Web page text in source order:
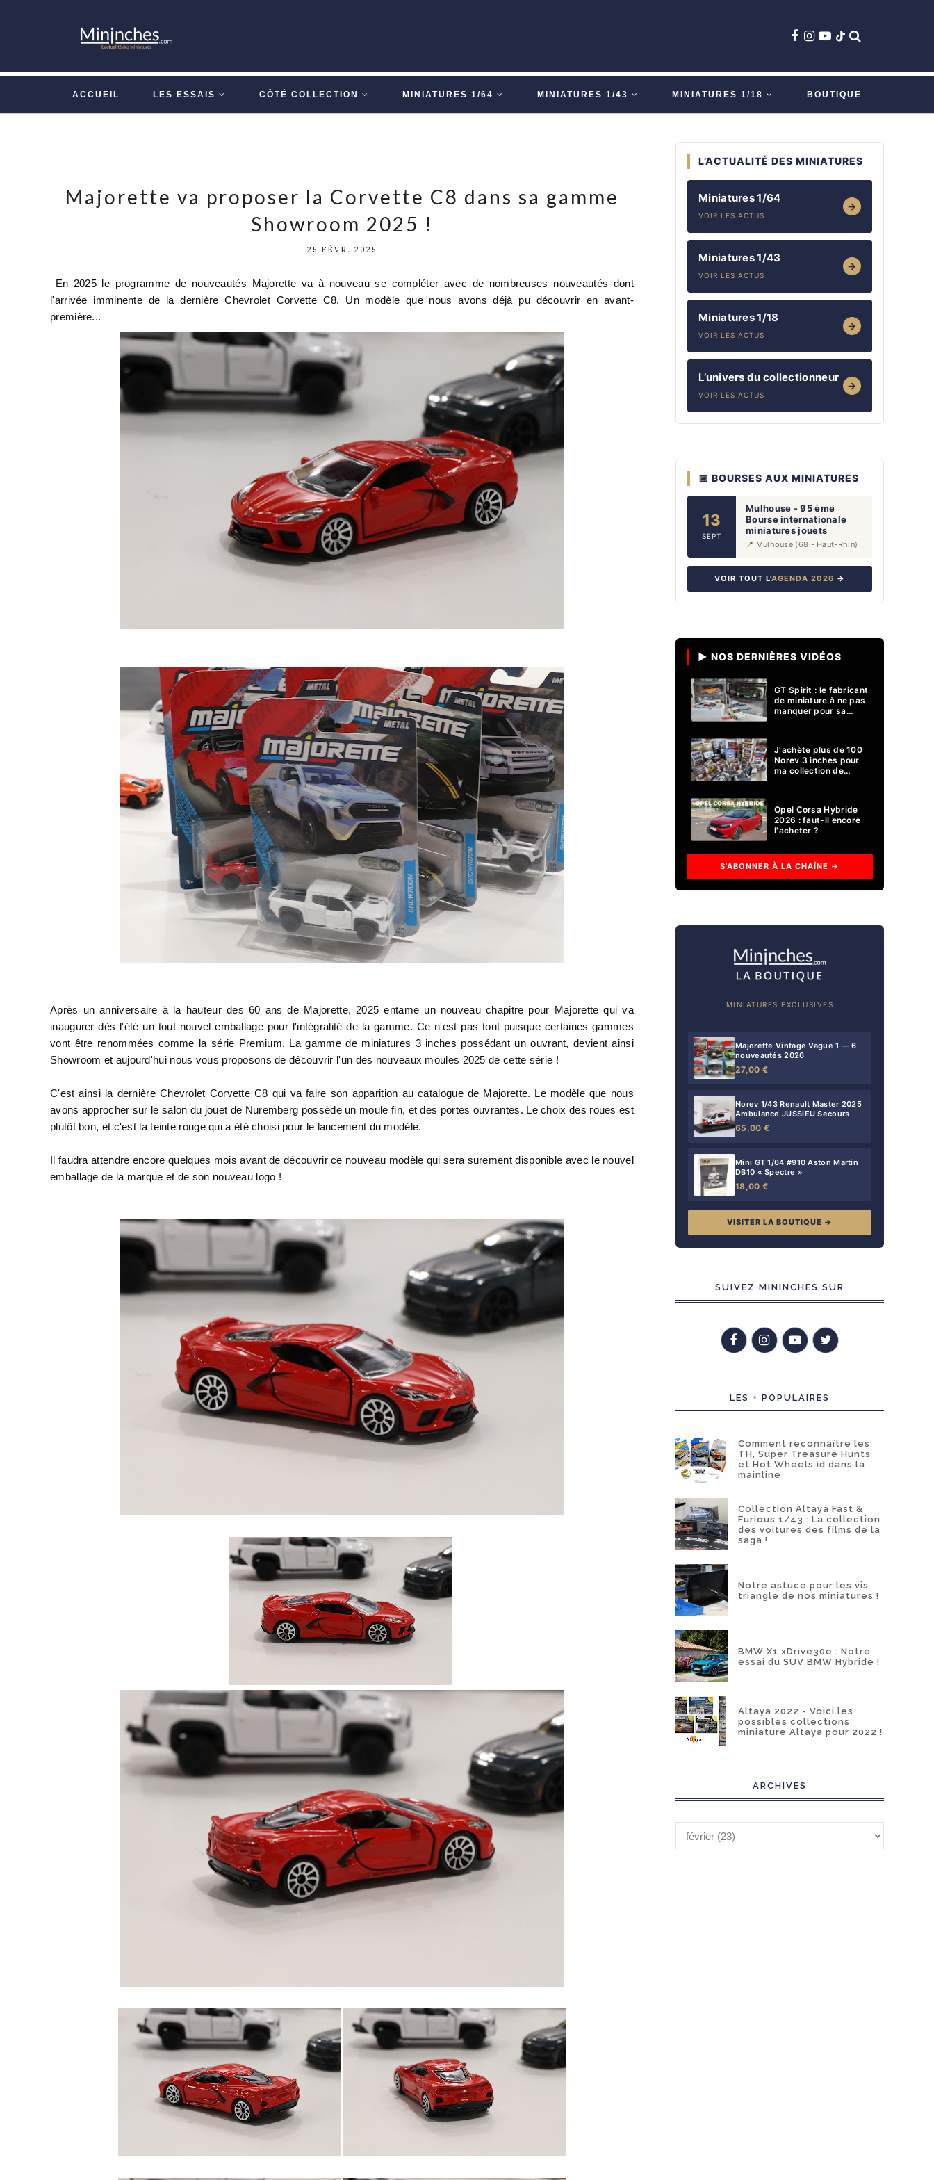
ACCUEIL LES ESSAIS CÔTÉ COLLECTION MINIATURES 1/64 MINIATURES 1/43 MINIATURES 1/18 BOUTIQUE
Majorette va proposer la Corvette C8 dans sa gamme
Showroom 2025 !
25 FÉVR. 2025
En 2025 le programme de nouveautés Majorette va à nouveau se compléter avec de nombreuses nouveautés dont
l'arrivée imminente de la dernière Chevrolet Corvette C8. Un modèle que nous avons déjà pu découvrir en avant-
première...
Après un anniversaire à la hauteur des 60 ans de Majorette, 2025 entame un nouveau chapitre pour Majorette qui va
inaugurer dès l'été un tout nouvel emballage pour l'intégralité de la gamme. Ce n'est pas tout puisque certaines gammes
vont être renommées comme la série Premium. La gamme de miniatures 3 inches possédant un ouvrant, devient ainsi
Showroom et aujourd'hui nous vous proposons de découvrir l'un des nouveaux moules 2025 de cette série !
C'est ainsi la dernière Chevrolet Corvette C8 qui va faire son apparition au catalogue de Majorette. Le modèle que nous
avons approcher sur le salon du jouet de Nuremberg possède un moule fin, et des portes ouvrantes. Le choix des roues est
plutôt bon, et c'est la teinte rouge qui a été choisi pour le lancement du modèle.
Il faudra attendre encore quelques mois avant de découvrir ce nouveau modèle qui sera surement disponible avec le nouvel
emballage de la marque et de son nouveau logo !
L’ACTUALITÉ DES MINIATURES
Miniatures 1/64
VOIR LES ACTUS
→
Miniatures 1/43
VOIR LES ACTUS
→
Miniatures 1/18
VOIR LES ACTUS
→
L’univers du collectionneur
VOIR LES ACTUS
→
📅 BOURSES AUX MINIATURES
13
SEPT
Mulhouse - 95 ème
Bourse internationale
miniatures jouets
📍 Mulhouse (68 - Haut-Rhin)
VOIR TOUT L'AGENDA 2026 →
▶ NOS DERNIÈRES VIDÉOS
GT Spirit : le fabricant
de miniature à ne pas
manquer pour sa
J'achète plus de 100
Norev 3 inches pour
ma collection de
Opel Corsa Hybride
2026 : faut-il encore
l'acheter ?
S'ABONNER À LA CHAÎNE →
MINIATURES EXCLUSIVES
Majorette Vintage Vague 1 — 6
nouveautés 2026
27,00 €
Norev 1/43 Renault Master 2025
Ambulance JUSSIEU Secours
65,00 €
Mini GT 1/64 #910 Aston Martin
DB10 « Spectre »
18,00 €
VISITER LA BOUTIQUE →
SUIVEZ MININCHES SUR
LES + POPULAIRES
Comment reconnaître les
TH, Super Treasure Hunts
et Hot Wheels id dans la
mainline
Collection Altaya Fast &
Furious 1/43 : La collection
des voitures des films de la
saga !
Notre astuce pour les vis
triangle de nos miniatures !
BMW X1 xDrive30e : Notre
essai du SUV BMW Hybride !
Altaya 2022 - Voici les
possibles collections
miniature Altaya pour 2022 !
ARCHIVES